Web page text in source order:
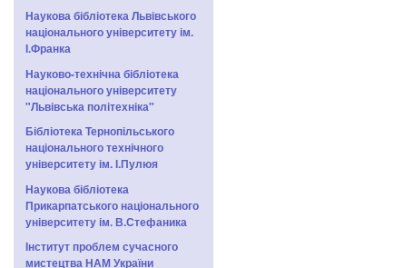
Наукова бібліотека Львівського
національного університету ім.
І.Франка
Науково-технічна бібліотека
національного університету
"Львівська політехніка"
Бібліотека Тернопільського
національного технічного
університету ім. І.Пулюя
Наукова бібліотека
Прикарпатського національного
університету ім. В.Стефаника
Інститут проблем сучасного
мистецтва НАМ України